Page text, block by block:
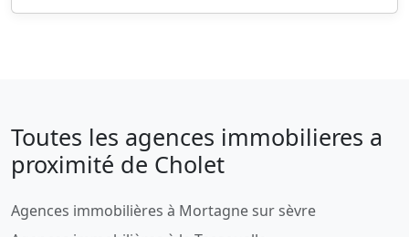
Toutes les agences immobilieres a
proximité de Cholet
Agences immobilières à Mortagne sur sèvre